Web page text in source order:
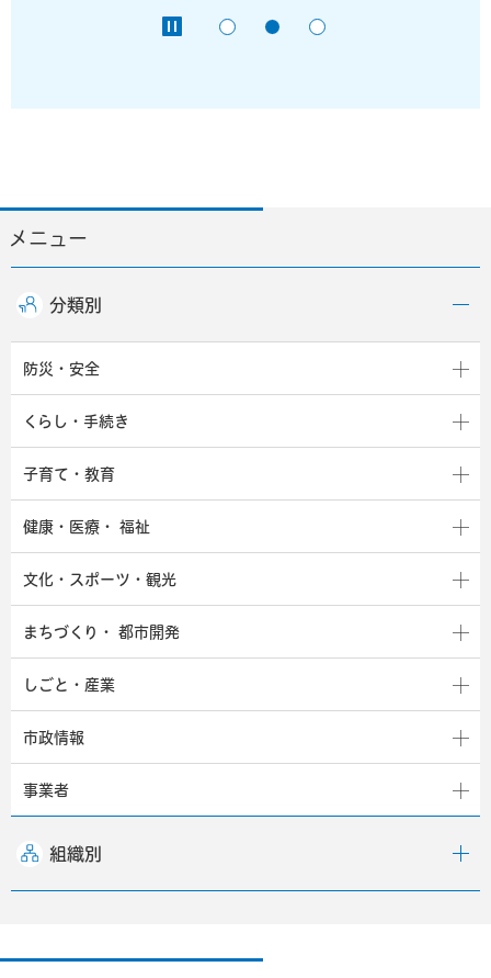
メニュー
分類別
防災・安全
くらし・手続き
子育て・教育
健康・医療・ 福祉
文化・スポーツ・観光
まちづくり・ 都市開発
しごと・産業
市政情報
事業者
組織別